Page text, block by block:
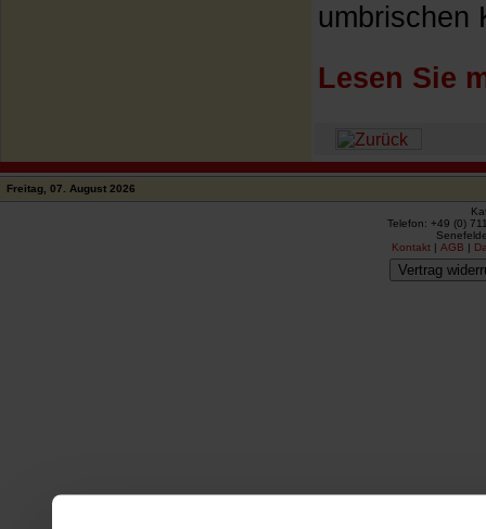
umbrischen
Lesen Sie
Freitag, 07. August 2026
Telefon: +49 (0)
Kontakt |AGB |
Vertrag